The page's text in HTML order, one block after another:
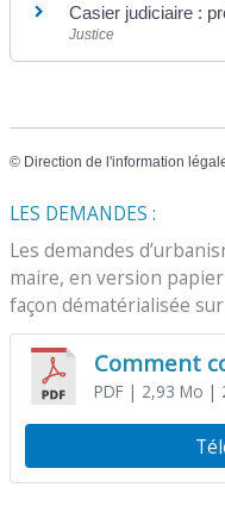
Casier judiciaire :
Justice
© Direction de l'information
LES DEMANDES :
Les demandes
maire, en version
façon dématérialisée
Comment
PDF| 2,93 Mo |